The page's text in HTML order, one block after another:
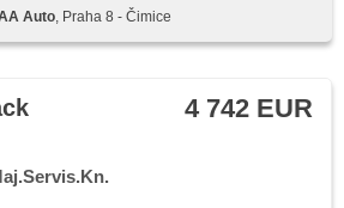
Auto, Praha 8 - Čimice
4 742 EUR